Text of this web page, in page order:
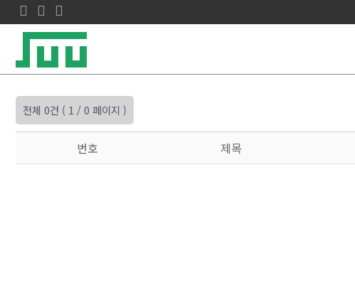
전체 0건 ( 1 / 0 페이지 )
번호 제목